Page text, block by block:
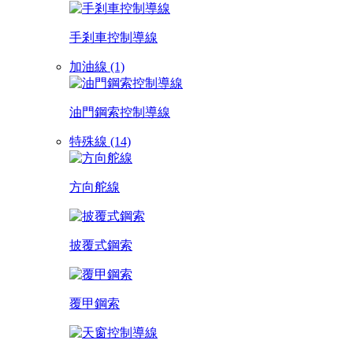
手剎車控制導線
加油線 (1)
油門鋼索控制導線
特殊線 (14)
方向舵線
披覆式鋼索
覆甲鋼索